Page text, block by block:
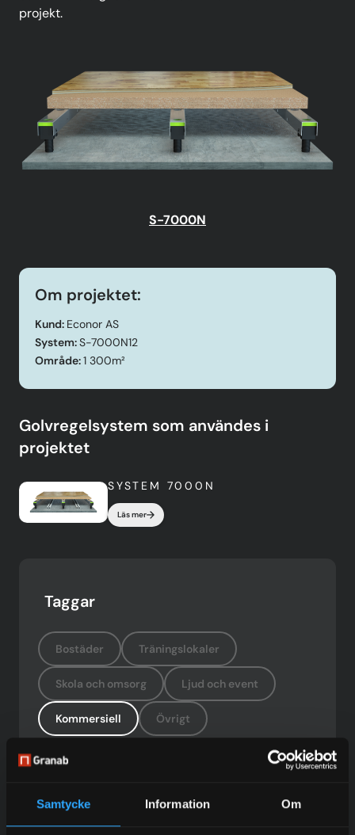
Samtycke Information Om
projekt.
S-7000N
Om projektet:
Kund: Econor AS
System:S-7000N12
Område:1 300m²
Golvregelsystem som användes i
projektet
SYSTEM 7000N
Läs mer
Taggar
Bostäder Träningslokaler
Skola och omsorg Ljud och event
Kommersiell Övrigt